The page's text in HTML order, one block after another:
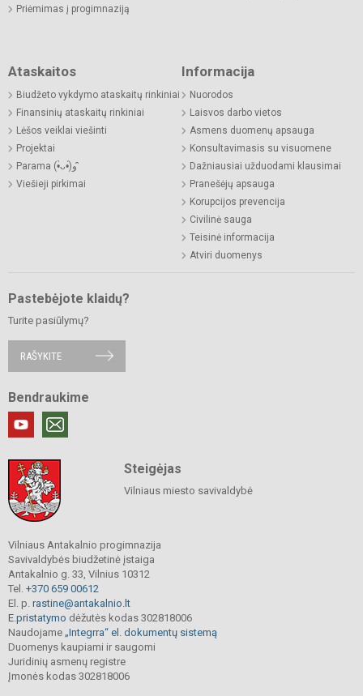
Priėmimas į progimnaziją
Ataskaitos
Biudžeto vykdymo ataskaitų rinkiniai
Finansinių ataskaitų rinkiniai
Lėšos veiklai viešinti
Projektai
Parama (•̀ᴗ•́)و ̑̑
Viešieji pirkimai
Informacija
Nuorodos
Laisvos darbo vietos
Asmens duomenų apsauga
Konsultavimasis su visuomene
Dažniausiai užduodami klausimai
Pranešėjų apsauga
Korupcijos prevencija
Civilinė sauga
Teisinė informacija
Atviri duomenys
Pastebėjote klaidų?
Turite pasiūlymų?
RAŠYKITE
Bendraukime
Steigėjas
Vilniaus miesto savivaldybė
Vilniaus Antakalnio progimnazija
Savivaldybės biudžetinė įstaiga
Antakalnio g. 33, Vilnius 10312
Tel. +370 659 00612
El. p. rastine@antakalnio.lt
E.pristatymo dėžutės kodas 302818006
Naudojame „Integrra“ el. dokumentų sistemą
Duomenys kaupiami ir saugomi
Juridinių asmenų registre
Įmonės kodas 302818006